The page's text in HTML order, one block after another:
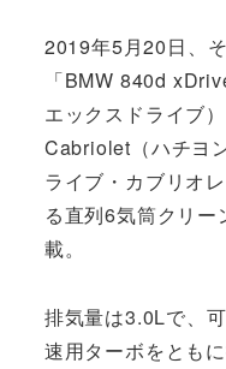
2019年5月20日、
「BMW 840d
エックスドライブ
Cabriolet（ハチヨ
ライブ・カブリオ
る直列6気筒クリ
載。
排気量は3.0Lで、
速用ターボをとも